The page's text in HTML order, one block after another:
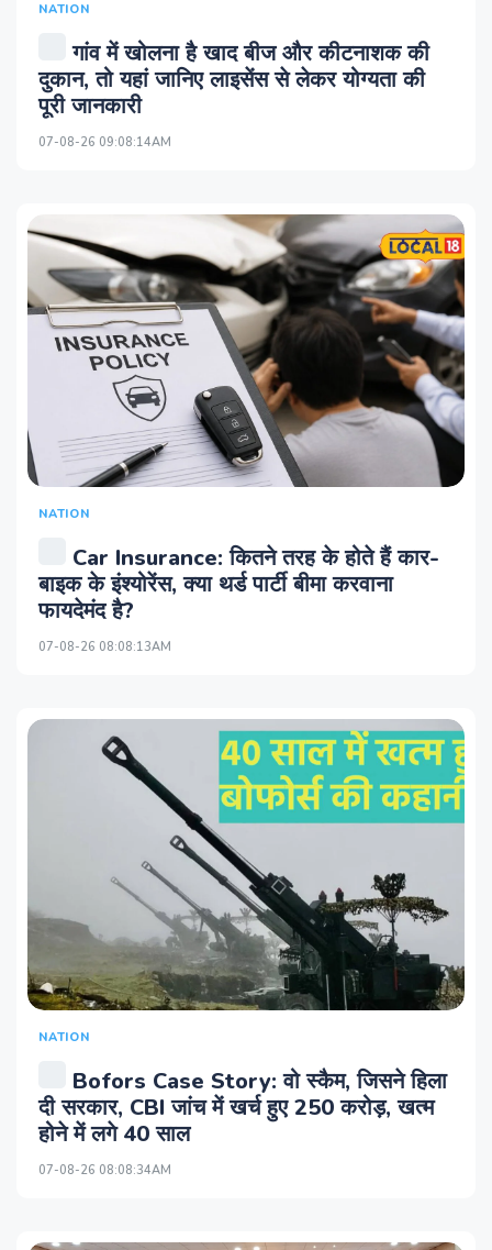
NATION
गांव में खोलना है खाद बीज और कीटनाशक की
दुकान, तो यहां जानिए लाइसेंस से लेकर योग्यता की
पूरी जानकारी
07-08-26 09:08:14AM
NATION
Car Insurance: कितने तरह के होते हैं कार-
बाइक के इंश्योरेंस, क्या थर्ड पार्टी बीमा करवाना
फायदेमंद है?
07-08-26 08:08:13AM
NATION
Bofors Case Story: वो स्कैम, जिसने हिला
दी सरकार, CBI जांच में खर्च हुए 250 करोड़, खत्म
होने में लगे 40 साल
07-08-26 08:08:34AM